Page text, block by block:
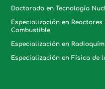
Doctorado en Tecnología
Especialización en
Combustible
Especialización en
Especialización en Física de